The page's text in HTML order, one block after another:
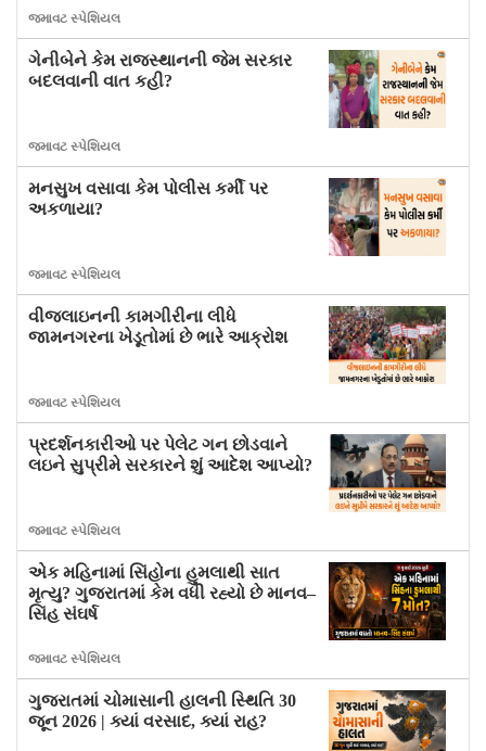
જમાવટ સ્પેશિયલ
ગેનીબેને કેમ રાજસ્થાનની જેમ સરકાર
બદલવાની વાત કહી?
જમાવટ સ્પેશિયલ
મનસુખ વસાવા કેમ પોલીસ કર્મી પર
અકળાયા?
જમાવટ સ્પેશિયલ
વીજલાઇનની કામગીરીના લીધે
જામનગરના ખેડૂતોમાં છે ભારે આક્રોશ
જમાવટ સ્પેશિયલ
પ્રદર્શનકારીઓ પર પેલેટ ગન છોડવાને
લઇને સુપ્રીમે સરકારને શું આદેશ આપ્યો?
જમાવટ સ્પેશિયલ
એક મહિનામાં સિંહોના હુમલાથી સાત
મૃત્યુ? ગુજરાતમાં કેમ વધી રહ્યો છે માનવ–
સિંહ સંઘર્ષ
જમાવટ સ્પેશિયલ
ગુજરાતમાં ચોમાસાની હાલની સ્થિતિ 30
જૂન 2026 | ક્યાં વરસાદ, ક્યાં રાહ?